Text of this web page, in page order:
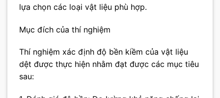
lựa chọn các loại vật liệu phù hợp.
Mục đích của thí nghiệm
Thí nghiệm xác định độ bền kiềm của vật liệu
dệt được thực hiện nhằm đạt được các mục tiêu
sau: